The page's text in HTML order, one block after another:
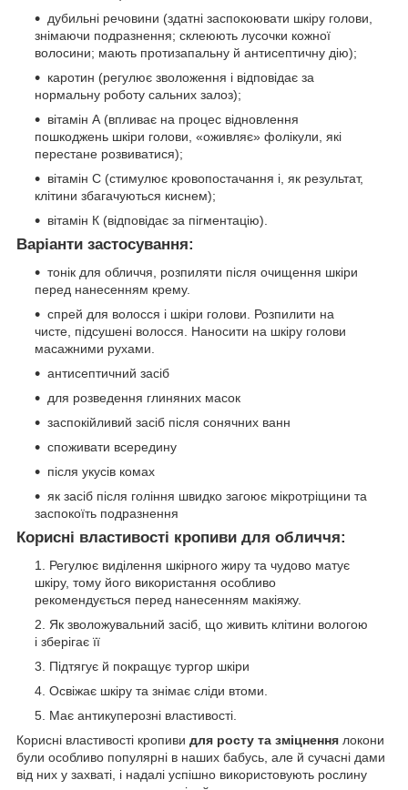
дубильні речовини (здатні заспокоювати шкіру голови,
знімаючи подразнення; склеюють лусочки кожної
волосини; мають протизапальну й антисептичну дію);
каротин (регулює зволоження і відповідає за
нормальну роботу сальних залоз);
вітамін А (впливає на процес відновлення
пошкоджень шкіри голови, «оживляє» фолікули, які
перестане розвиватися);
вітамін С (стимулює кровопостачання і, як результат,
клітини збагачуються киснем);
вітамін К (відповідає за пігментацію).
Варіанти застосування:
тонік для обличчя, розпиляти після очищення шкіри
перед нанесенням крему.
спрей для волосся і шкіри голови. Розпилити на
чисте, підсушені волосся. Наносити на шкіру голови
масажними рухами.
антисептичний засіб
для розведення глиняних масок
заспокійливий засіб після сонячних ванн
споживати всередину
після укусів комах
як засіб після гоління швидко загоює мікротріщини та
заспокоїть подразнення
Корисні властивості кропиви для обличчя:
Регулює виділення шкірного жиру та чудово матує
шкіру, тому його використання особливо
рекомендується перед нанесенням макіяжу.
Як зволожувальний засіб, що живить клітини вологою
і зберігає її
Підтягує й покращує тургор шкіри
Освіжає шкіру та знімає сліди втоми.
Має антикуперозні властивості.
Корисні властивості кропиви для росту та зміцнення локони
були особливо популярні в наших бабусь, але й сучасні дами
від них у захваті, і надалі успішно використовують рослину